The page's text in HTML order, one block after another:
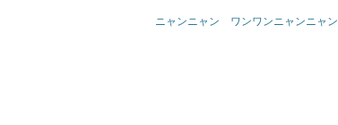
ニャンニャン ワンワンニャンニャン